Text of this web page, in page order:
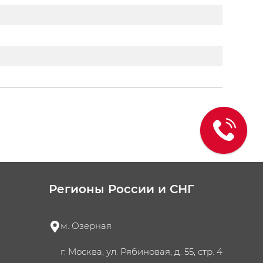
Регионы России и СНГ
м. Озерная
г. Москва, ул. Рябиновая, д. 55, стр. 4